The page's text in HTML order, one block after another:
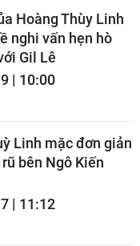
Hoàng Thùy Linh
nghi vấn hẹn hò
Gil Lê
| 10:00
Linh mặc đơn giản
bên Ngô Kiến
| 11:12